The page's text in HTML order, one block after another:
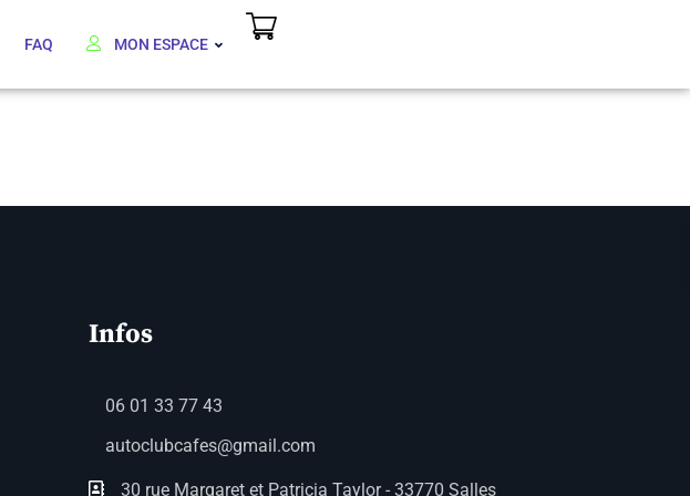
FAQ MON ESPACE
Infos
06 01 33 77 43
autoclubcafes@gmail.com
30 rue Margaret et Patricia Taylor - 33770 Salles